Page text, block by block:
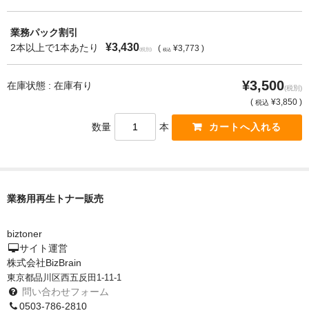
リサイクルトナーで経費削減
リサイクルトナーを使える会社、使えない会社
見積書発行依頼
なぜ業務用を選ぶべき？
サイトマップ
業務パック割引
2本以上で1本あたり
¥3,430(税別) ( 税込 ¥3,773 )
在庫状態 : 在庫有り ¥3,500(税別)
( 税込 ¥3,850 )
数量 本
業務用再生トナー販売
biztoner
サイト運営
株式会社BizBrain
東京都品川区西五反田1-11-1
問い合わせフォーム
0503-786-2810